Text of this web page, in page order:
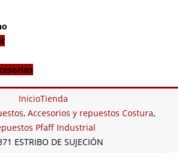
InicioTienda
, Accesorios y repuestos Costura,
Pfaff Industrial
ESTRIBO DE SUJECIÓN